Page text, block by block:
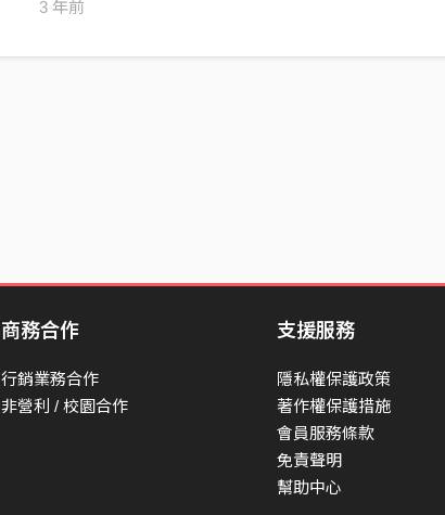
3 年前
商務合作
行銷業務合作
非營利 / 校園合作
支援服務
隱私權保護政策
著作權保護措施
會員服務條款
免責聲明
幫助中心